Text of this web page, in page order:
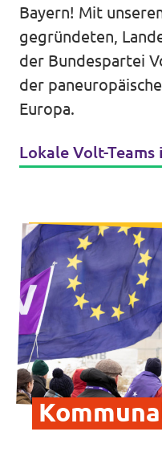
Unsere Events
Mache bei uns mit!
Deine Spende für
In Bayern vor Ort
Transparenz
Datenschutz
Impressum
Bayern! Mit
gegründeten,
der Bundespartei
der
Europa.
Lokale Volt-Teams